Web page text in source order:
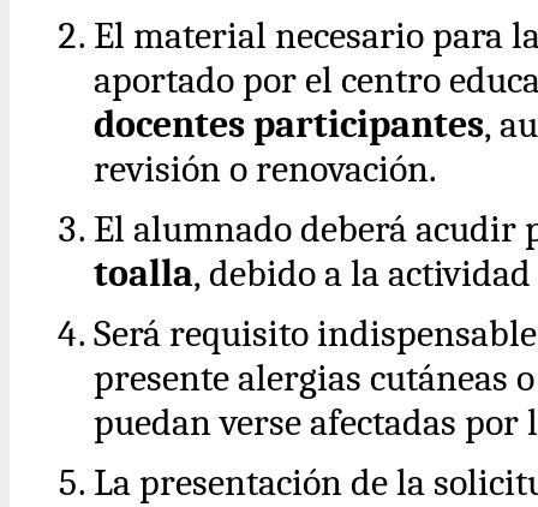
El material necesario para
aportado por el centro
docentes participantes,
revisión o renovación.
El alumnado deberá acudir
toalla, debido a la
Será requisito
presente alergias cutáneas
puedan verse afectadas por
La presentación de la